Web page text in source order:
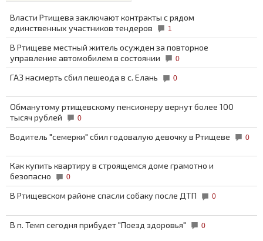
Власти Ртищева заключают контракты с рядом
единственных участников тендеров
1
В Ртищеве местный житель осужден за повторное
управление автомобилем в состоянии
0
ГАЗ насмерть сбил пешеода в с. Елань 0
Обманутому ртищевскому пенсионеру вернут более 100
тысяч рублей
0
Водитель "семерки" сбил годовалую девочку в Ртищеве 0
Как купить квартиру в строящемся доме грамотно и
безопасно
0
В Ртищевском районе спасли собаку после ДТП 0
В п. Темп сегодня прибудет "Поезд здоровья" 0